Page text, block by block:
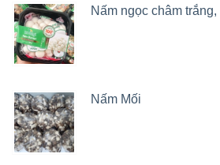
Nấm ngọc châm trắng,
Nấm Mối